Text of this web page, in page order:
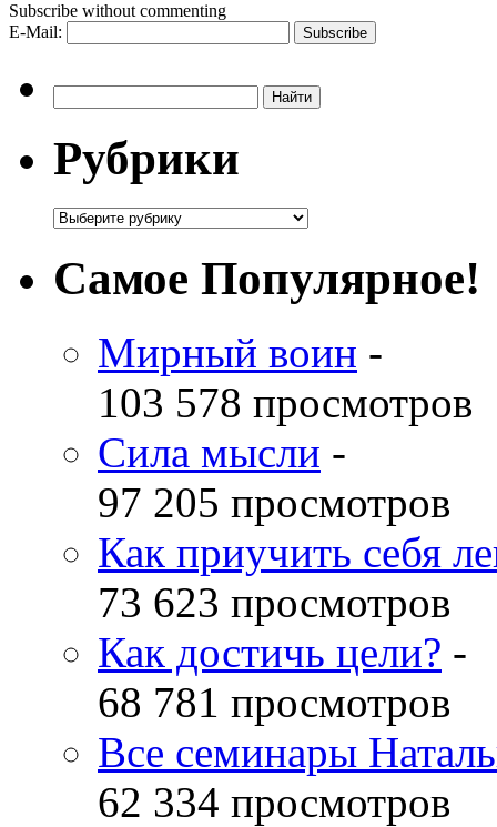
Subscribe without commenting
E-Mail:
Рубрики
Самое Популярное!
Мирный воин -
103 578 просмотров
Сила мысли -
97 205 просмотров
Как приучить себя
73 623 просмотров
Как достичь цели? -
68 781 просмотров
Все семинары
62 334 просмотров